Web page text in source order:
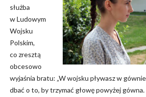
służba
w Ludowym
Wojsku
Polskim,
co zresztą
obcesowo
wyjaśnia bratu: „W wojsku pływasz w
dbać o to, by trzymać głowę powyżej gówna.